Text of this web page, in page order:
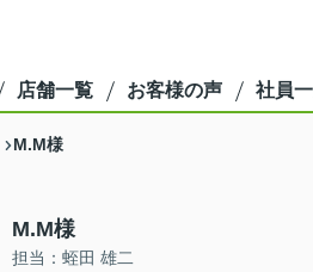
店舗一覧 お客様の声 社員
M.M様
M.M様
担当：蛭田 雄二